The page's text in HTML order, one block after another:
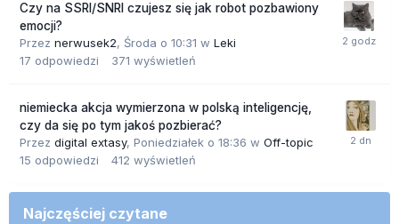
Czy na SSRI/SNRI czujesz się jak robot pozbawiony
emocji?
Przez nerwusek2, Środa o 10:31 w Leki
17 odpowiedzi 371 wyświetleń
niemiecka akcja wymierzona w polską inteligencję,
czy da się po tym jakoś pozbierać?
Przez digital extasy, Poniedziałek o 18:36 w Off-topic
15 odpowiedzi 412 wyświetleń
Najczęściej czytane